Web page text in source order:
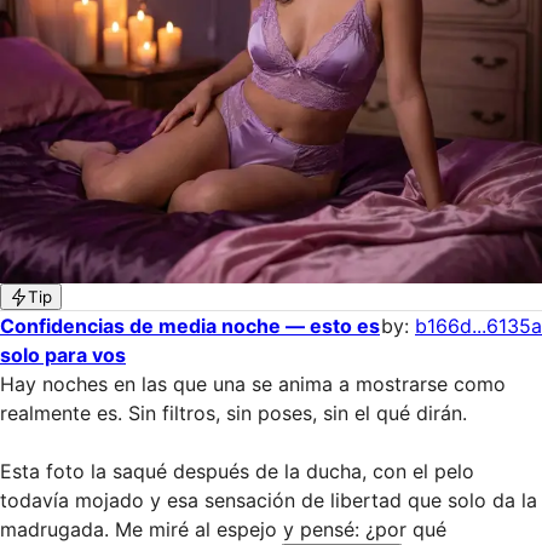
Tip
Confidencias de media noche — esto es
solo para vos
by: b166d...6135a
Hay noches en las que una se anima a mostrarse como
realmente es. Sin filtros, sin poses, sin el qué dirán.
Esta foto la saqué después de la ducha, con el pelo
todavía mojado y esa sensación de libertad que solo da la
madrugada. Me miré al espejo y pensé: ¿por qué